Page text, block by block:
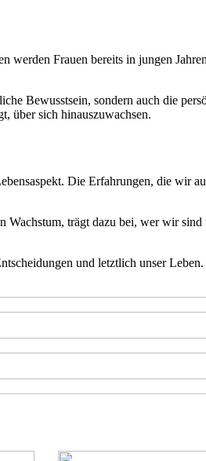
Frauen bereits in jungen
Bewusstsein, sondern auch die
über sich hinauszuwachsen.
Die Erfahrungen, die wir
trägt dazu bei, wer wir
und letztlich unser